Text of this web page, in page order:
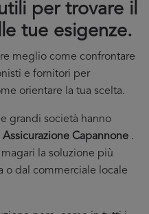
per trovare il
tue esigenze.
meglio come confrontare
e fornitori per
orientare la tua scelta.
grandi società hanno
Assicurazione Capannone .
la soluzione più
o dal commerciale locale